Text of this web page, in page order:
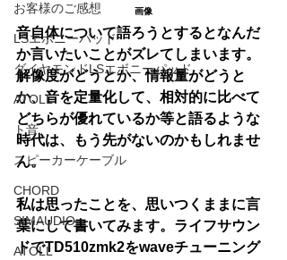
お客様のご感想
LSエボニーパッド
ダイヤモンドLSエボニーパッド
ATOLL
ト音
スピーカーケーブル
CHORD
SIMAUDIO
ATOLL
画像
音自体について語ろうとするとなんだ
か言いたいことがズレてしまいます。
解像度がどうとか、情報量がどうと
か、音を定量化して、相対的に比べて
どちらが優れているか等と語るような
時代は、もう先がないのかもしれませ
ん。
私は思ったことを、思いつくままに言
葉にして書いてみます。ライフサウン
ドでTD510zmk2をwaveチューニング